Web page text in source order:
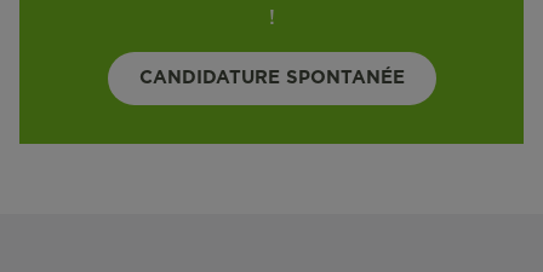
!
CANDIDATURE SPONTANÉE